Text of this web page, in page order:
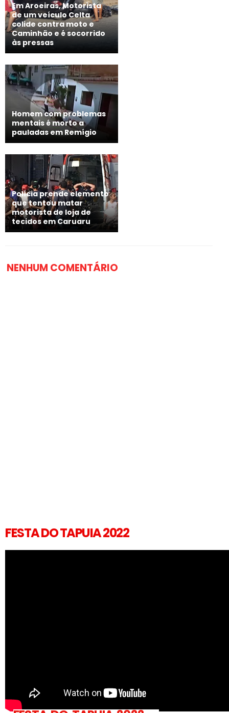
Em Aroeiras, Motorista
de um veículo Celta
colide contra moto e
Caminhão e é socorrido
às pressas
Homem com problemas
mentais é morto a
pauladas em Remígio
Polícia prende elemento
que tentou matar
motorista de loja de
tecidos em Caruaru
NENHUM COMENTÁRIO
FESTA DO TAPUIA 2022